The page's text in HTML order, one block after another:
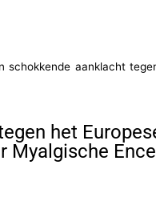
schokkende aanklacht
het
Myalgische